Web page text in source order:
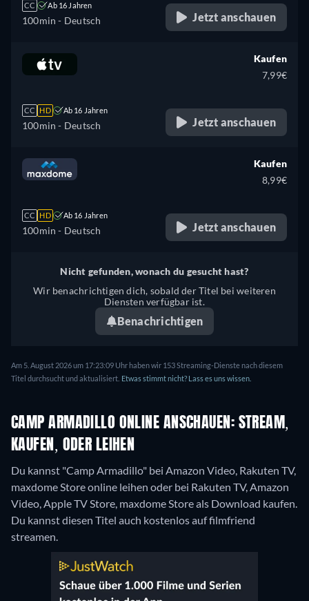
CC Ab 16 Jahren
100min - Deutsch Jetzt anschauen
CC HD Ab 16 Jahren
100min - Deutsch
Kaufen
7,99€
Jetzt anschauen
CC HD Ab 16 Jahren
100min - Deutsch
Kaufen
8,99€
Jetzt anschauen
Nicht gefunden, wonach du gesucht hast?
Wir benachrichtigen dich, sobald der Titel bei weiteren
Diensten verfügbar ist.
Benachrichtigen
Am 5. August 2026 um 17:23:09 Uhr haben wir 153 Streaming-Dienste nach diesem
Titel durchsucht und aktualisiert. Etwas stimmt nicht? Lass es uns wissen.
CAMP ARMADILLO ONLINE ANSCHAUEN: STREAM,
KAUFEN, ODER LEIHEN
Du kannst "Camp Armadillo" bei Amazon Video, Rakuten TV,
maxdome Store online leihen oder bei Rakuten TV, Amazon
Video, Apple TV Store, maxdome Store als Download kaufen.
Du kannst diesen Titel auch kostenlos auf filmfriend
streamen.